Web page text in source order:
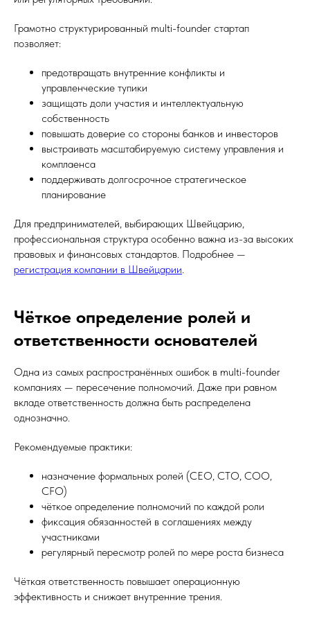
Грамотно структурированный multi-founder стартап
позволяет:
предотвращать внутренние конфликты и
управленческие тупики
защищать доли участия и интеллектуальную
собственность
повышать доверие со стороны банков и инвесторов
выстраивать масштабируемую систему управления и
комплаенса
поддерживать долгосрочное стратегическое
планирование
Для предпринимателей, выбирающих Швейцарию,
профессиональная структура особенно важна из-за высоких
правовых и финансовых стандартов. Подробнее —
регистрация компании в Швейцарии.
Чёткое определение ролей и
ответственности основателей
Одна из самых распространённых ошибок в multi-founder
компаниях — пересечение полномочий. Даже при равном
вкладе ответственность должна быть распределена
однозначно.
Рекомендуемые практики:
назначение формальных ролей (CEO, CTO, COO,
CFO)
чёткое определение полномочий по каждой роли
фиксация обязанностей в соглашениях между
участниками
регулярный пересмотр ролей по мере роста бизнеса
Чёткая ответственность повышает операционную
эффективность и снижает внутренние трения.